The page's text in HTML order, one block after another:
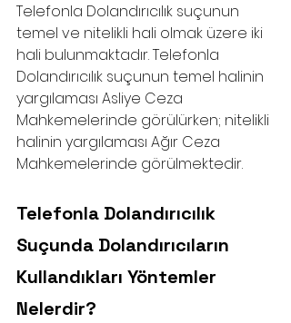
Telefonla Dolandırıcılık suçunun
temel ve nitelikli hali olmak üzere iki
hali bulunmaktadır. Telefonla
Dolandırıcılık suçunun temel halinin
yargılaması Asliye Ceza
Mahkemelerinde görülürken; nitelikli
halinin yargılaması Ağır Ceza
Mahkemelerinde görülmektedir.
Telefonla Dolandırıcılık
Suçunda Dolandırıcıların
Kullandıkları Yöntemler
Nelerdir?